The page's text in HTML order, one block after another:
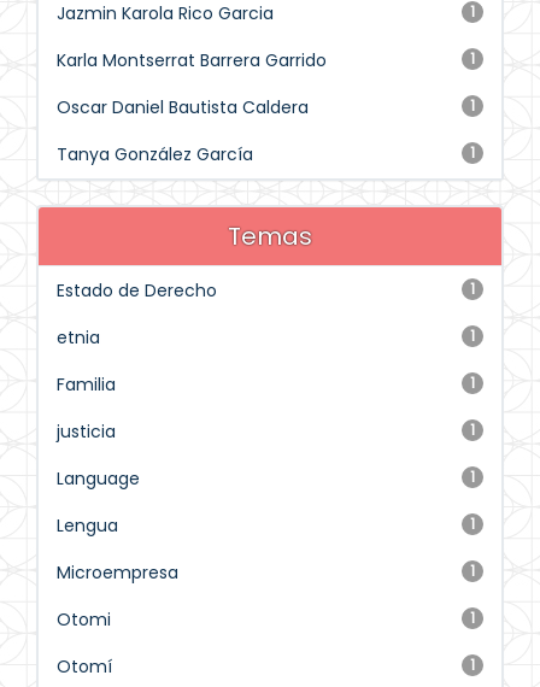
1
Jazmin Karola Rico Garcia
1
Karla Montserrat Barrera Garrido
1
Oscar Daniel Bautista Caldera
1
Tanya González García
Temas
1
Estado de Derecho
1
etnia
1
Familia
1
justicia
1
Language
1
Lengua
1
Microempresa
1
Otomi
1
Otomí